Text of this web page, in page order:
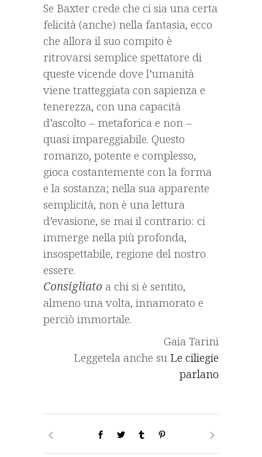
Se Baxter crede che ci sia una certa
felicità (anche) nella fantasia, ecco
che allora il suo compito è
ritrovarsi semplice spettatore di
queste vicende dove l’umanità
viene tratteggiata con sapienza e
tenerezza, con una capacità
d’ascolto – metaforica e non –
quasi impareggiabile. Questo
romanzo, potente e complesso,
gioca costantemente con la forma
e la sostanza; nella sua apparente
semplicità, non è una lettura
d’evasione, se mai il contrario: ci
immerge nella più profonda,
insospettabile, regione del nostro
essere.
Consigliato a chi si è sentito,
almeno una volta, innamorato e
perciò immortale.
Gaia Tarini
Leggetela anche su Le ciliegie
parlano